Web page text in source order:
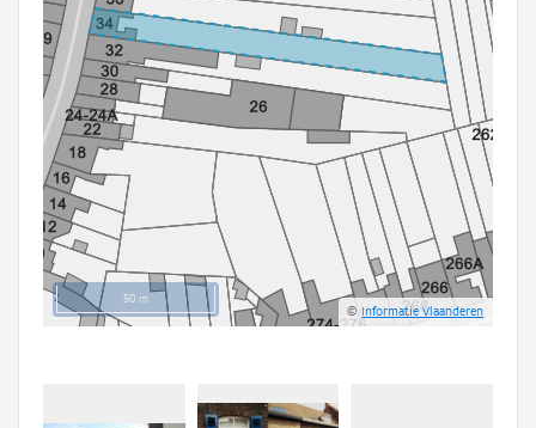
50 m
©Informatie Vlaanderen